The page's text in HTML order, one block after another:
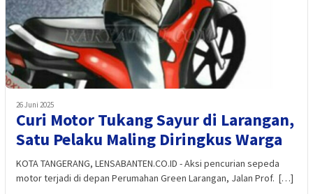
26 Juni 2025
Curi Motor Tukang Sayur di Larangan,
Satu Pelaku Maling Diringkus Warga
KOTA TANGERANG, LENSABANTEN.CO.ID - Aksi pencurian sepeda
motor terjadi di depan Perumahan Green Larangan, Jalan Prof. […]